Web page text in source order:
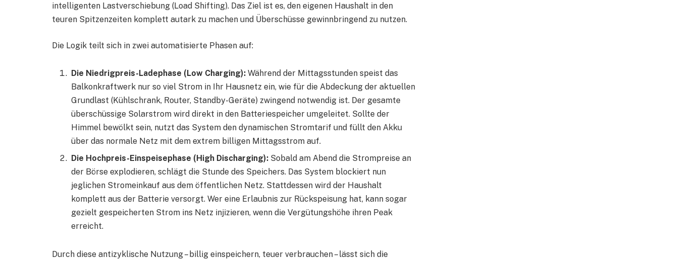
intelligenten Lastverschiebung (Load Shifting). Das Ziel ist es, den eigenen Haushalt in den
teuren Spitzenzeiten komplett autark zu machen und Überschüsse gewinnbringend zu nutzen.
Die Logik teilt sich in zwei automatisierte Phasen auf:
Die Niedrigpreis-Ladephase (Low Charging): Während der Mittagsstunden speist das
Balkonkraftwerk nur so viel Strom in Ihr Hausnetz ein, wie für die Abdeckung der aktuellen
Grundlast (Kühlschrank, Router, Standby-Geräte) zwingend notwendig ist. Der gesamte
überschüssige Solarstrom wird direkt in den Batteriespeicher umgeleitet. Sollte der
Himmel bewölkt sein, nutzt das System den dynamischen Stromtarif und füllt den Akku
über das normale Netz mit dem extrem billigen Mittagsstrom auf.
Die Hochpreis-Einspeisephase (High Discharging): Sobald am Abend die Strompreise an
der Börse explodieren, schlägt die Stunde des Speichers. Das System blockiert nun
jeglichen Stromeinkauf aus dem öffentlichen Netz. Stattdessen wird der Haushalt
komplett aus der Batterie versorgt. Wer eine Erlaubnis zur Rückspeisung hat, kann sogar
gezielt gespeicherten Strom ins Netz injizieren, wenn die Vergütungshöhe ihren Peak
erreicht.
Durch diese antizyklische Nutzung – billig einspeichern, teuer verbrauchen – lässt sich die